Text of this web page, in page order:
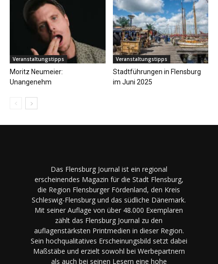
Veranstaltungstipps
Moritz Neumeier:
Unangenehm
Veranstaltungstipps
Stadtführungen in Flensburg
im Juni 2025
Das Flensburg Journal ist ein regional
erscheinendes Magazin für die Stadt Flensburg,
die Region Flensburger Fördenland, den Kreis
Schleswig-Flensburg und das südliche Dänemark.
Mit seiner Auflage von über 48.000 Exemplaren
zählt das Flensburg Journal zu den
auflagenstärksten Printmedien in dieser Region.
Sein hochqualitatives Erscheinungsbild setzt dabei
Maßstäbe und erzielt sowohl bei Werbepartnern
als auch bei seinen Lesern eine hohe